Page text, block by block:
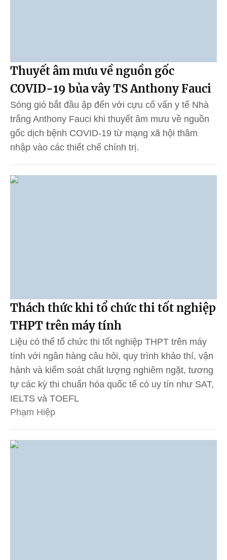
Thuyết âm mưu về nguồn gốc
COVID-19 bủa vây TS Anthony Fauci
Sóng gió bắt đầu ập đến với cựu cố vấn y tế Nhà
trắng Anthony Fauci khi thuyết âm mưu về nguồn
gốc dịch bệnh COVID-19 từ mạng xã hội thâm
nhập vào các thiết chế chính trị.
Thách thức khi tổ chức thi tốt nghiệp
THPT trên máy tính
Liệu có thể tổ chức thi tốt nghiệp THPT trên máy
tính với ngân hàng câu hỏi, quy trình khảo thí, vận
hành và kiểm soát chất lượng nghiêm ngặt, tương
tự các kỳ thi chuẩn hóa quốc tế có uy tín như SAT,
IELTS và TOEFL
Phạm Hiệp